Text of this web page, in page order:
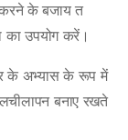
करने के बजाय त
का उपयोग करें।
के अभ्यास के रूप में
बनाए रखते